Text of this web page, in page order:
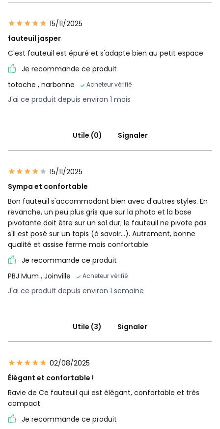
15/11/2025
fauteuil jasper
C'est fauteuil est épuré et s'adapte bien au petit espace
Je recommande ce produit
totoche , narbonne Acheteur vérifié
J'ai ce produit depuis environ 1 mois
Utile (0) Signaler
15/11/2025
Sympa et confortable
Bon fauteuil s'accommodant bien avec d'autres styles. En
revanche, un peu plus gris que sur la photo et la base
pivotante doit être sur un sol dur; le fauteuil ne pivote pas
s'il est posé sur un tapis (à savoir...). Autrement, bonne
qualité et assise ferme mais confortable.
Je recommande ce produit
PBJ Mum , Joinville Acheteur vérifié
J'ai ce produit depuis environ 1 semaine
Utile (3) Signaler
02/08/2025
Élégant et confortable !
Ravie de Ce fauteuil qui est élégant, confortable et très
compact
Je recommande ce produit